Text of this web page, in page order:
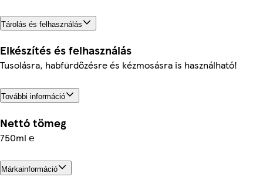
Tárolás és felhasználás
Elkészítés és felhasználás
Tusolásra, habfürdőzésre és kézmosásra is használható!
További információ
Nettó tömeg
750ml ℮
Márkainformáció